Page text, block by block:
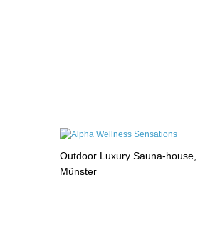
Outdoor Luxury Sauna-house,
Münster